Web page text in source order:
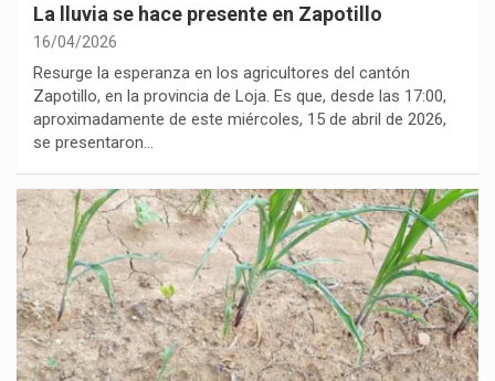
La lluvia se hace presente en Zapotillo
16/04/2026
Resurge la esperanza en los agricultores del cantón
Zapotillo, en la provincia de Loja. Es que, desde las 17:00,
aproximadamente de este miércoles, 15 de abril de 2026,
se presentaron…